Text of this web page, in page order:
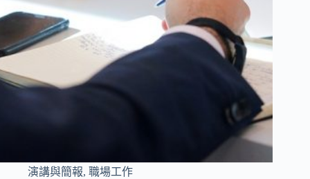
演講與簡報, 職場工作